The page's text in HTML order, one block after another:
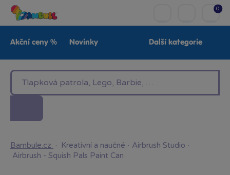
0
Akční ceny % Novinky
Baby Značky
Další kategorie
Bambule.cz · Kreativní a naučné · Airbrush Studio ·
Airbrush - Squish Pals Paint Can